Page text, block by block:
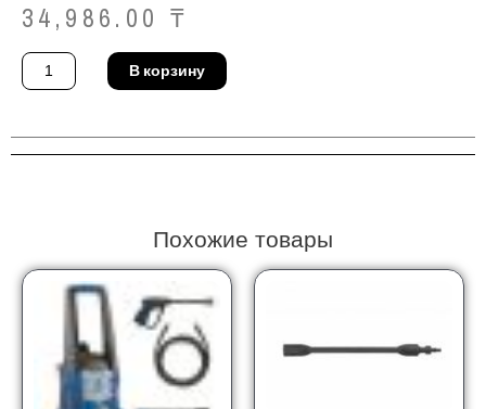
34,986.00 ₸
Количество
товара
Шланг
В корзину
Похожие товары